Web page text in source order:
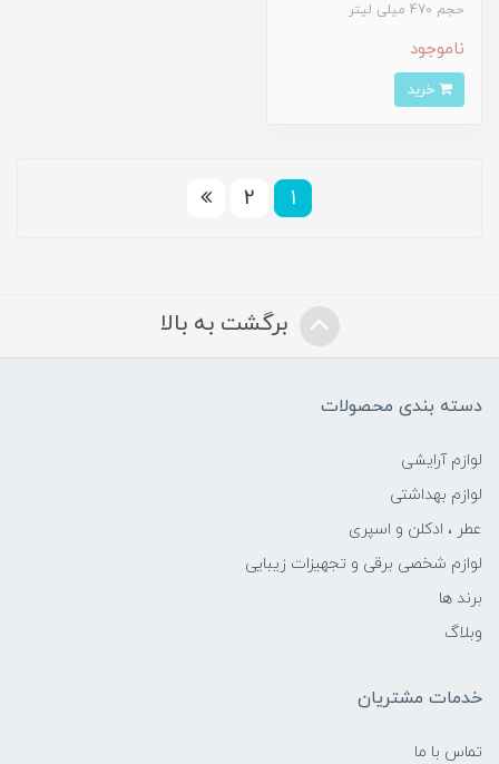
حجم 470 میلی لیتر
ناموجود
1
2
برگشت به بالا
دسته بندی محصولات
لوازم آرایشی
لوازم بهداشتی
عطر ، ادکلن و اسپری
لوازم شخصی برقی و تجهیزات زیبایی
برند ها
وبلاگ
خدمات مشتریان
تماس با ما